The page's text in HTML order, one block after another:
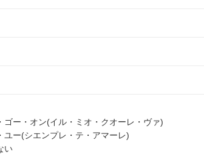
ゴー・オン(イル・ミオ・クオーレ・ヴァ)
ユー(シエンプレ・テ・アマーレ)
い